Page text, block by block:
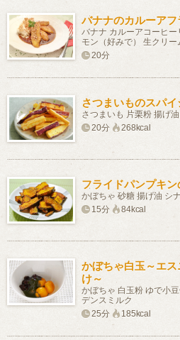
バナナのカルーア
バナナ カルーアコーヒ
モン（好みで） 生クリ
20分
さつまいものスパイ
さつまいも 片栗粉 揚げ
20分
268kcal
フライドパンプキ
かぼちゃ 砂糖 揚げ油 シ
15分
84kcal
かぼちゃ白玉～エ
け～
かぼちゃ 白玉粉 ゆで小
デンスミルク
25分
185kcal